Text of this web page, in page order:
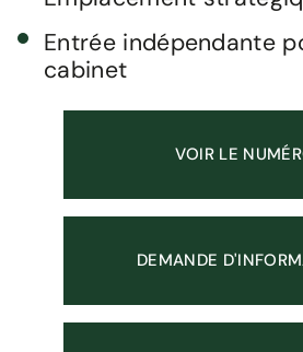
Entrée indépendante
cabinet
VOIR LE
DEMANDE